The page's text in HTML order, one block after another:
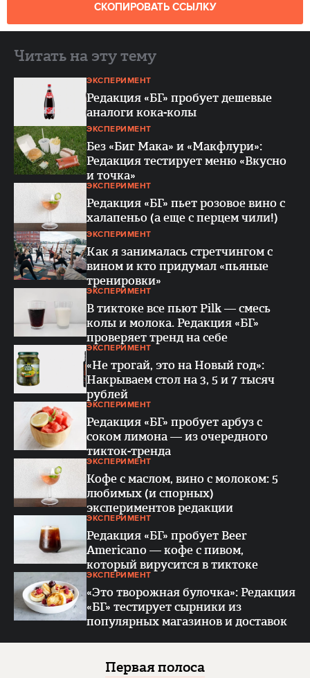
СКОПИРОВАТЬ ССЫЛКУ
Читать на эту тему
ЭКСПЕРИМЕНТ
Редакция «БГ» пробует дешевые
аналоги кока-колы
ЭКСПЕРИМЕНТ
Без «Биг Мака» и «Макфлури»:
Редакция тестирует меню «Вкусно
и точка»
ЭКСПЕРИМЕНТ
Редакция «БГ» пьет розовое вино с
халапеньо (а еще с перцем чили!)
ЭКСПЕРИМЕНТ
Как я занималась стретчингом с
вином и кто придумал «пьяные
тренировки»
ЭКСПЕРИМЕНТ
В тиктоке все пьют Pilk — смесь
колы и молока. Редакция «БГ»
проверяет тренд на себе
ЭКСПЕРИМЕНТ
«Не трогай, это на Новый год»:
Накрываем стол на 3, 5 и 7 тысяч
рублей
ЭКСПЕРИМЕНТ
Редакция «БГ» пробует арбуз с
соком лимона — из очередного
тикток-тренда
ЭКСПЕРИМЕНТ
Кофе с маслом, вино с молоком: 5
любимых (и спорных)
экспериментов редакции
ЭКСПЕРИМЕНТ
Редакция «БГ» пробует Beer
Americano — кофе с пивом,
который вирусится в тиктоке
ЭКСПЕРИМЕНТ
«Это творожная булочка»: Редакция
«БГ» тестирует сырники из
популярных магазинов и доставок
Первая полоса